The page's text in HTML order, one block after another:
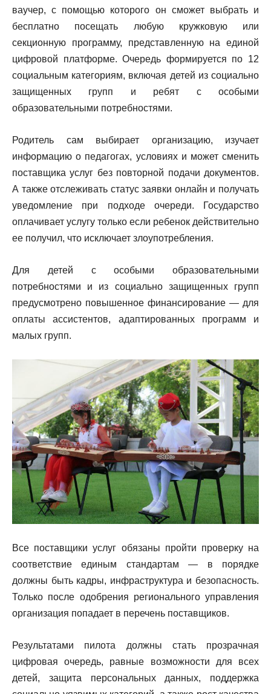
ваучер, с помощью которого он сможет выбрать и
бесплатно посещать любую кружковую или
секционную программу, представленную на единой
цифровой платформе. Очередь формируется по 12
социальным категориям, включая детей из социально
защищенных групп и ребят с особыми
образовательными потребностями.
Родитель сам выбирает организацию, изучает
информацию о педагогах, условиях и может сменить
поставщика услуг без повторной подачи документов.
А также отслеживать статус заявки онлайн и получать
уведомление при подходе очереди. Государство
оплачивает услугу только если ребенок действительно
ее получил, что исключает злоупотребления.
Для детей с особыми образовательными
потребностями и из социально защищенных групп
предусмотрено повышенное финансирование — для
оплаты ассистентов, адаптированных программ и
малых групп.
Все поставщики услуг обязаны пройти проверку на
соответствие единым стандартам — в порядке
должны быть кадры, инфраструктура и безопасность.
Только после одобрения регионального управления
организация попадает в перечень поставщиков.
Результатами пилота должны стать прозрачная
цифровая очередь, равные возможности для всех
детей, защита персональных данных, поддержка